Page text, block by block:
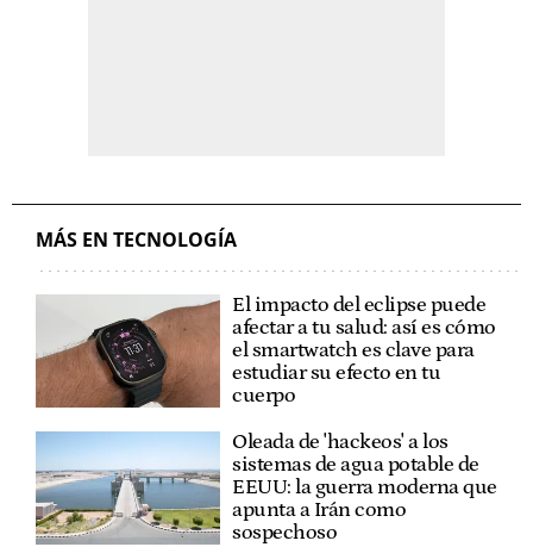
MÁS EN TECNOLOGÍA
El impacto del eclipse puede
afectar a tu salud: así es cómo
el smartwatch es clave para
estudiar su efecto en tu
cuerpo
Oleada de 'hackeos' a los
sistemas de agua potable de
EEUU: la guerra moderna que
apunta a Irán como
sospechoso